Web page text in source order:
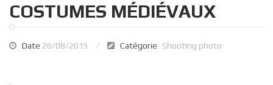
COSTUMES MÉDIÉVAUX
Date 26/08/2015 Catégorie Shooting photo
.